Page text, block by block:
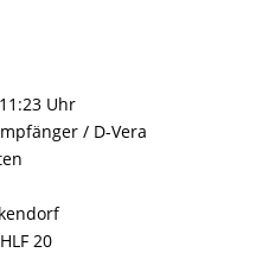
Uhr
/ D-Vera
20